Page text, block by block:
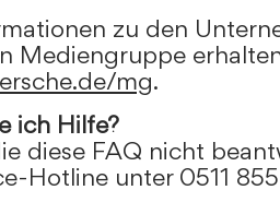
zu den
Mediengruppe
mg.
ich Hilfe?
diese FAQ nicht
Hotline unter 0511